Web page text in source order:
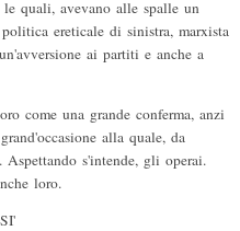
quali, avevano alle spalle un
ereticale di sinistra, marxista
ai partiti e anche a
come una grande conferma, anzi
alla quale, da
Aspettando s'intende, gli operai.
loro.